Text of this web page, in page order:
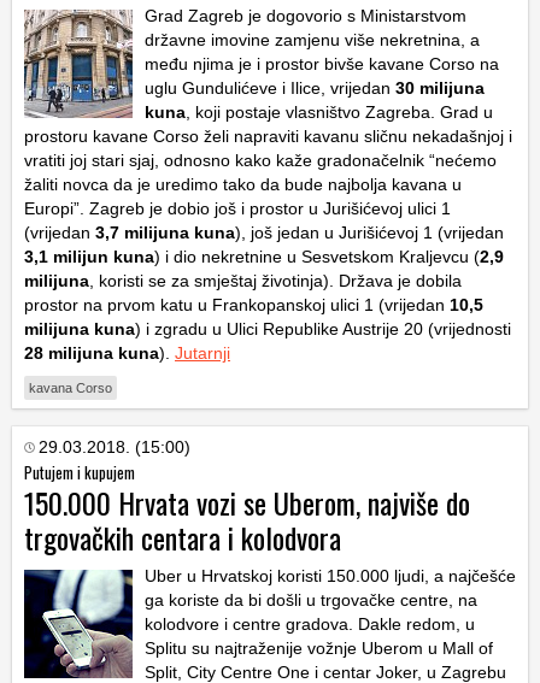
Grad Zagreb je dogovorio s Ministarstvom
državne imovine zamjenu više nekretnina, a
među njima je i prostor bivše kavane Corso na
uglu Gundulićeve i Ilice, vrijedan 30 milijuna
kuna , koji postaje vlasništvo Zagreba. Grad u
prostoru kavane Corso želi napraviti kavanu sličnu nekadašnjoj i
vratiti joj stari sjaj, odnosno kako kaže gradonačelnik “nećemo
žaliti novca da je uredimo tako da bude najbolja kavana u
Europi”. Zagreb je dobio još i prostor u Jurišićevoj ulici 1
(vrijedan 3,7 milijuna kuna), još jedan u Jurišićevoj 1 (vrijedan
3,1 milijun kuna) i dio nekretnine u Sesvetskom Kraljevcu (2,9
milijuna , koristi se za smještaj životinja). Država je dobila
prostor na prvom katu u Frankopanskoj ulici 1 (vrijedan 10,5
milijuna kuna) i zgradu u Ulici Republike Austrije 20 (vrijednosti
28 milijuna kuna). Jutarnji
kavana Corso
29.03.2018. (15:00)
Putujem i kupujem
150.000 Hrvata vozi se Uberom, najviše do
trgovačkih centara i kolodvora
Uber u Hrvatskoj koristi 150.000 ljudi, a najčešće
ga koriste da bi došli u trgovačke centre, na
kolodvore i centre gradova. Dakle redom, u
Splitu su najtraženije vožnje Uberom u Mall of
Split, City Centre One i centar Joker, u Zagrebu